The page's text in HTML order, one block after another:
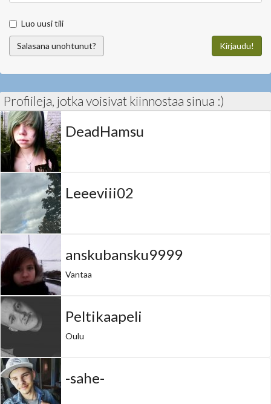
Luo uusi tili
Salasana unohtunut? Kirjaudu!
Profiileja, jotka voisivat kiinnostaa sinua :)
DeadHamsu
Leeeviii02
anskubansku9999
Vantaa
Peltikaapeli
Oulu
-sahe-